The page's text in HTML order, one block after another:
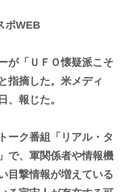
ポWEB
が「ＵＦＯ懐疑派こそ
指摘した。米メディ
、報じた。
ーク番組「リアル・タ
で、軍関係者や情報機
目撃情報が増えている